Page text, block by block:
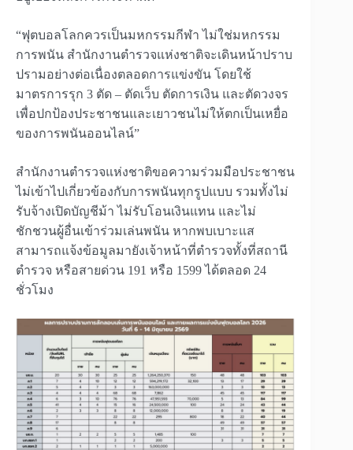
“ฟุตบอลโลกควรเป็นมหกรรมกีฬา ไม่ใช่มหกรรม
การพนัน สำนักงานตำรวจแห่งชาติจะเดินหน้าปราบ
ปรามอย่างต่อเนื่องตลอดการแข่งขัน โดยใช้
มาตรการรุก 3 ตัด – ตัดเว็บ ตัดการเงิน และตัดวงจร
เพื่อปกป้องประชาชนและเยาวชนไม่ให้ตกเป็นเหยื่อ
ของการพนันออนไลน์”
สำนักงานตำรวจแห่งชาติขอความร่วมมือประชาชน
ไม่เข้าไปเกี่ยวข้องกับการพนันทุกรูปแบบ รวมทั้งไม่
รับจ้างเปิดบัญชีม้า ไม่รับโอนเงินแทน และไม่
ชักชวนผู้อื่นเข้าร่วมเล่นพนัน หากพบเบาะแส
สามารถแจ้งข้อมูลมายังเจ้าหน้าที่ตำรวจทั้งที่สถานี
ตำรวจ หรือสายด่วน 191 หรือ 1599 ได้ตลอด 24
ชั่วโมง